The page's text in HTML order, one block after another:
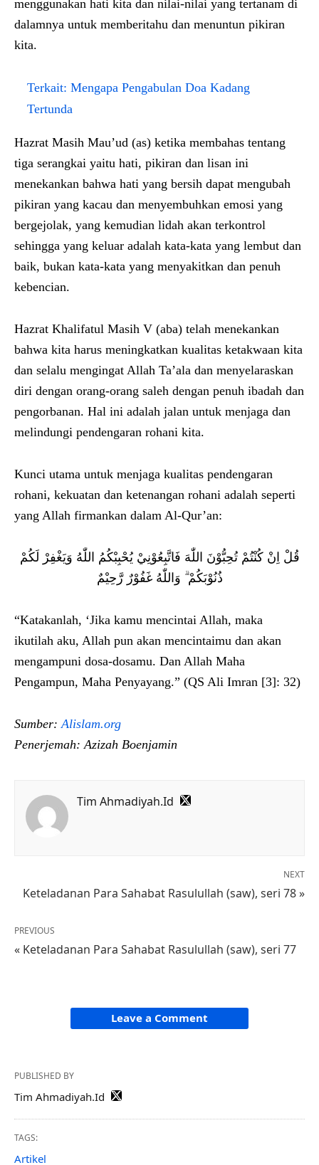
menggunakan hati kita dan nilai-nilai yang tertanam di
dalamnya untuk memberitahu dan menuntun pikiran
kita.
Terkait: Mengapa Pengabulan Doa Kadang
Tertunda
Hazrat Masih Mau’ud (as) ketika membahas tentang
tiga serangkai yaitu hati, pikiran dan lisan ini
menekankan bahwa hati yang bersih dapat mengubah
pikiran yang kacau dan menyembuhkan emosi yang
bergejolak, yang kemudian lidah akan terkontrol
sehingga yang keluar adalah kata-kata yang lembut dan
baik, bukan kata-kata yang menyakitkan dan penuh
kebencian.
Hazrat Khalifatul Masih V (aba) telah menekankan
bahwa kita harus meningkatkan kualitas ketakwaan kita
dan selalu mengingat Allah Ta’ala dan menyelaraskan
diri dengan orang-orang saleh dengan penuh ibadah dan
pengorbanan. Hal ini adalah jalan untuk menjaga dan
melindungi pendengaran rohani kita.
Kunci utama untuk menjaga kualitas pendengaran
rohani, kekuatan dan ketenangan rohani adalah seperti
yang Allah firmankan dalam Al-Qur’an:
قُلْ اِنْ كُنْتُمْ تُحِبُّوْنَ اللّٰهَ فَاتَّبِعُوْنِيْ يُحْبِبْكُمُ اللّٰهُ وَيَغْفِرْ لَكُمْ
ذُنُوْبَكُمْ ۗ وَاللّٰهُ غَفُوْرٌ رَّحِيْمٌ
“Katakanlah, ‘Jika kamu mencintai Allah, maka
ikutilah aku, Allah pun akan mencintaimu dan akan
mengampuni dosa-dosamu. Dan Allah Maha
Pengampun, Maha Penyayang.” (QS Ali Imran [3]: 32)
Sumber:Alislam.org
Penerjemah: Azizah Boenjamin
Tim Ahmadiyah.Id
NEXT
Keteladanan Para Sahabat Rasulullah (saw), seri 78 »
PREVIOUS
« Keteladanan Para Sahabat Rasulullah (saw), seri 77
Leave a Comment
PUBLISHED BY
Tim Ahmadiyah.Id
TAGS:
Artikel